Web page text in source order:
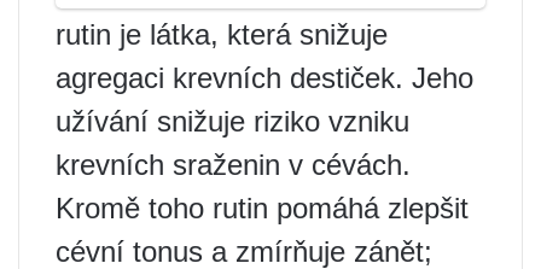
rutin je látka, která snižuje
agregaci krevních destiček. Jeho
užívání snižuje riziko vzniku
krevních sraženin v cévách.
Kromě toho rutin pomáhá zlepšit
cévní tonus a zmírňuje zánět;